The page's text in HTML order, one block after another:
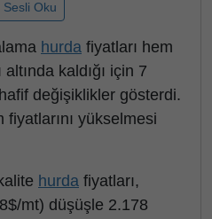
Sesli Oku
hurda fiyatları hem
kaldığı için 7
değişiklikler gösterdi.
fiyatlarını yükselmesi
hurda fiyatları,
mt) düşüşle 2.178